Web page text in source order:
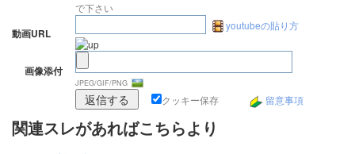
で下さい
動画URL
youtubeの貼り方
画像添付
JPEG/GIF/PNG
クッキー保存 留意事項
関連スレがあればこちらより